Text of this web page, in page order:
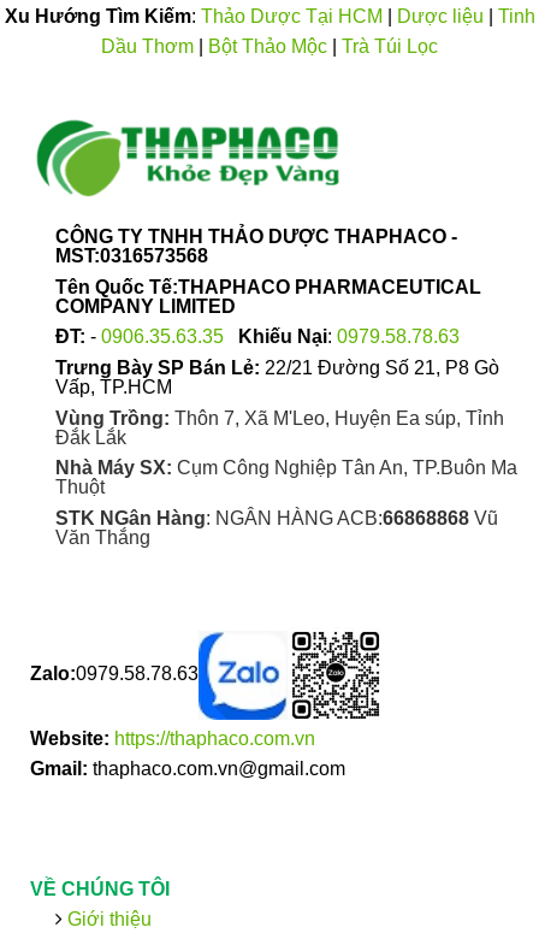
được
chọn
phẩm
thể
được
Xu Hướng Tìm Kiếm: Thảo Dược Tại HCM Dược liệu
Tinh
Dầu Thơm
Bột Thảo Mộc Trà Túi Lọc
CÔNG TY TNHH THẢO DƯỢC THAPHACO -
MST:0316573568
Tên Quốc Tế:THAPHACO PHARMACEUTICAL
COMPANY LIMITED
ĐT: - 0906.35.63.35 Khiếu Nại: 0979.58.78.63
Trưng Bày SP Bán Lẻ: 22/21 Đường Số 21, P8 Gò
Vấp, TP.HCM
Vùng Trồng: Thôn 7, Xã M'Leo, Huyện Ea súp, Tỉnh
Đắk Lắk
Nhà Máy SX: Cụm Công Nghiệp Tân An, TP.Buôn Ma
Thuột
STK NGân Hàng: NGÂN HÀNG ACB:66868868Vũ
Văn Thắng
Zalo:0979.58.78.63
Website: https://thaphaco.com.vn
Gmail: thaphaco.com.vn@gmail.com
VỀ CHÚNG TÔI
Giới thiệu